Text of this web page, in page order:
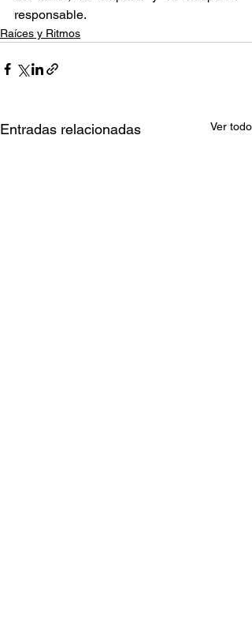
responsable.
Raíces y Ritmos
Entradas relacionadas Ver todo